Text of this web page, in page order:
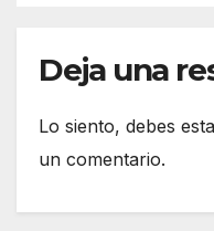
Deja una
Lo siento, debes
un comentario.